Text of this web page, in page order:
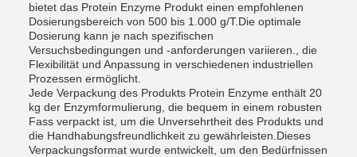
bietet das Protein Enzyme Produkt einen empfohlenen
Dosierungsbereich von 500 bis 1.000 g/T.Die optimale
Dosierung kann je nach spezifischen
Versuchsbedingungen und -anforderungen variieren., die
Flexibilität und Anpassung in verschiedenen industriellen
Prozessen ermöglicht.
Jede Verpackung des Produkts Protein Enzyme enthält 20
kg der Enzymformulierung, die bequem in einem robusten
Fass verpackt ist, um die Unversehrtheit des Produkts und
die Handhabungsfreundlichkeit zu gewährleisten.Dieses
Verpackungsformat wurde entwickelt, um den Bedürfnissen